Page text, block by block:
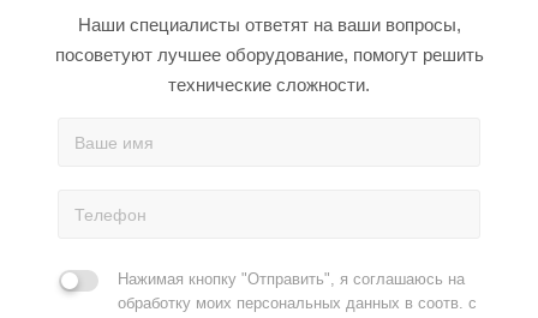
Наши специалисты ответят на ваши вопросы,
посоветуют лучшее оборудование, помогут решить
технические сложности.
Нажимая кнопку "Отправить", я соглашаюсь на
обработку моих персональных данных в соотв. с